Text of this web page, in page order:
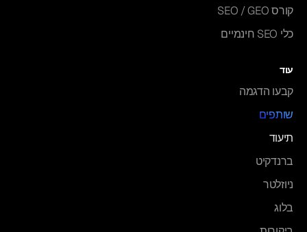
קורס SEO / GEO
כלי SEO חינמיים
עוד
קבעו הדגמה
שותפים
תיעוד
ברנדקיט
ניוזלטר
בלוג